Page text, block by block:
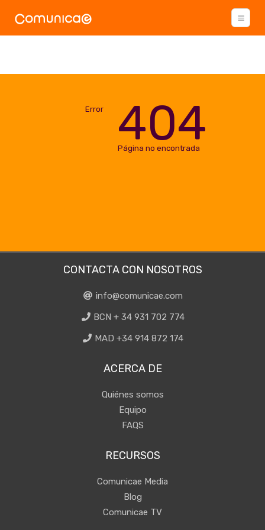
Error 404
Página no encontrada
CONTACTA CON NOSOTROS
info@comunicae.com
BCN + 34 931 702 774
MAD +34 914 872 174
ACERCA DE
Quiénes somos
Equipo
FAQS
RECURSOS
Comunicae Media
Blog
Comunicae TV